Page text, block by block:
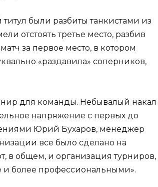
были разбиты танкистами из
отстоять третье место, разбив
за первое место, в котором
«раздавила» соперников,
для команды. Небывалый накал
напряжение с первых до
Юрий Бухаров, менеджер
все было сделано на
в общем, и организация турниров,
и более профессиональными».